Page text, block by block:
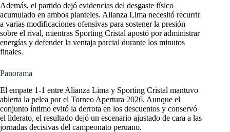
Además, el partido dejó evidencias del desgaste físico
acumulado en ambos planteles. Alianza Lima necesitó recurrir
a varias modificaciones ofensivas para sostener la presión
sobre el rival, mientras Sporting Cristal apostó por administrar
energías y defender la ventaja parcial durante los minutos
finales.
Panorama
El empate 1-1 entre Alianza Lima y Sporting Cristal mantuvo
abierta la pelea por el Torneo Apertura 2026. Aunque el
conjunto íntimo evitó la derrota en los descuentos y conservó
el liderato, el resultado dejó un escenario ajustado de cara a las
jornadas decisivas del campeonato peruano.